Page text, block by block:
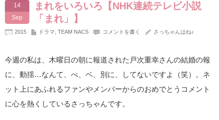
14
Sep
まれをいろいろ【NHK連続テレビ小説
「まれ」】
2015 ドラマ TEAM NACS コメントを書く さっちゃんはね♪
今週の私は、木曜日の朝に報道された戸次重幸さんの結婚の報
に、動揺…なんて、べ、ベ、別に、してないですよ（笑）。ネ
ット上にあふれるファンやメンバーからのおめでとうコメント
に心を熱くしているさっちゃんです。